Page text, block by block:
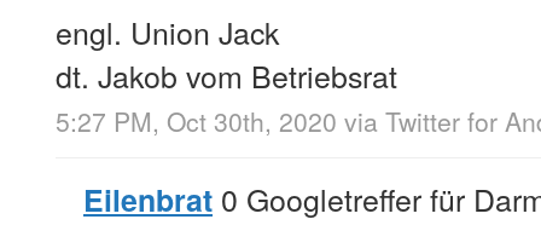
engl. Union Jack
dt. Jakob vom Betriebsrat
5:27 PM, Oct 30th, 2020 via Twitter for
Eilenbrat 0 Googletreffer für